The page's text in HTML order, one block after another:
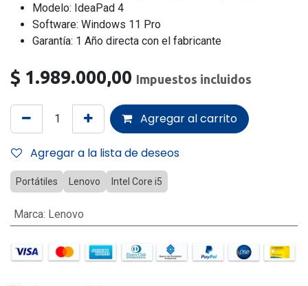
Modelo: IdeaPad 4
Software: Windows 11 Pro
Garantía: 1 Año directa con el fabricante
$ 1.989.000,00 Impuestos incluidos
Agregar al carrito
Agregar a la lista de deseos
Portátiles Lenovo Intel Core i5
Marca: Lenovo